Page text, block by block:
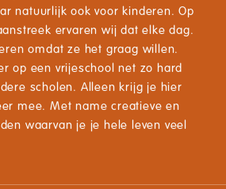
natuurlijk ook voor kinderen. Op
ervaren wij dat elke dag.
omdat ze het graag willen.
op een vrijeschool net zo hard
scholen. Alleen krijg je hier
mee. Met name creatieve en
waarvan je je hele leven veel